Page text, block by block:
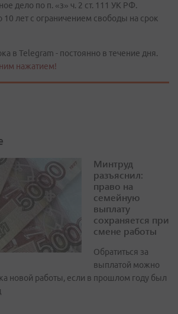
дело по п. «з» ч. 2 ст. 111 УК РФ.
10 лет с ограничением свободы на срок
в Telegram - постоянно в течение дня.
нажатием!
Минтруд
разъяснил:
право на
семейную
выплату
сохраняется при
смене работы
Обратиться за
выплатой можно
новой работы, если в прошлом году был